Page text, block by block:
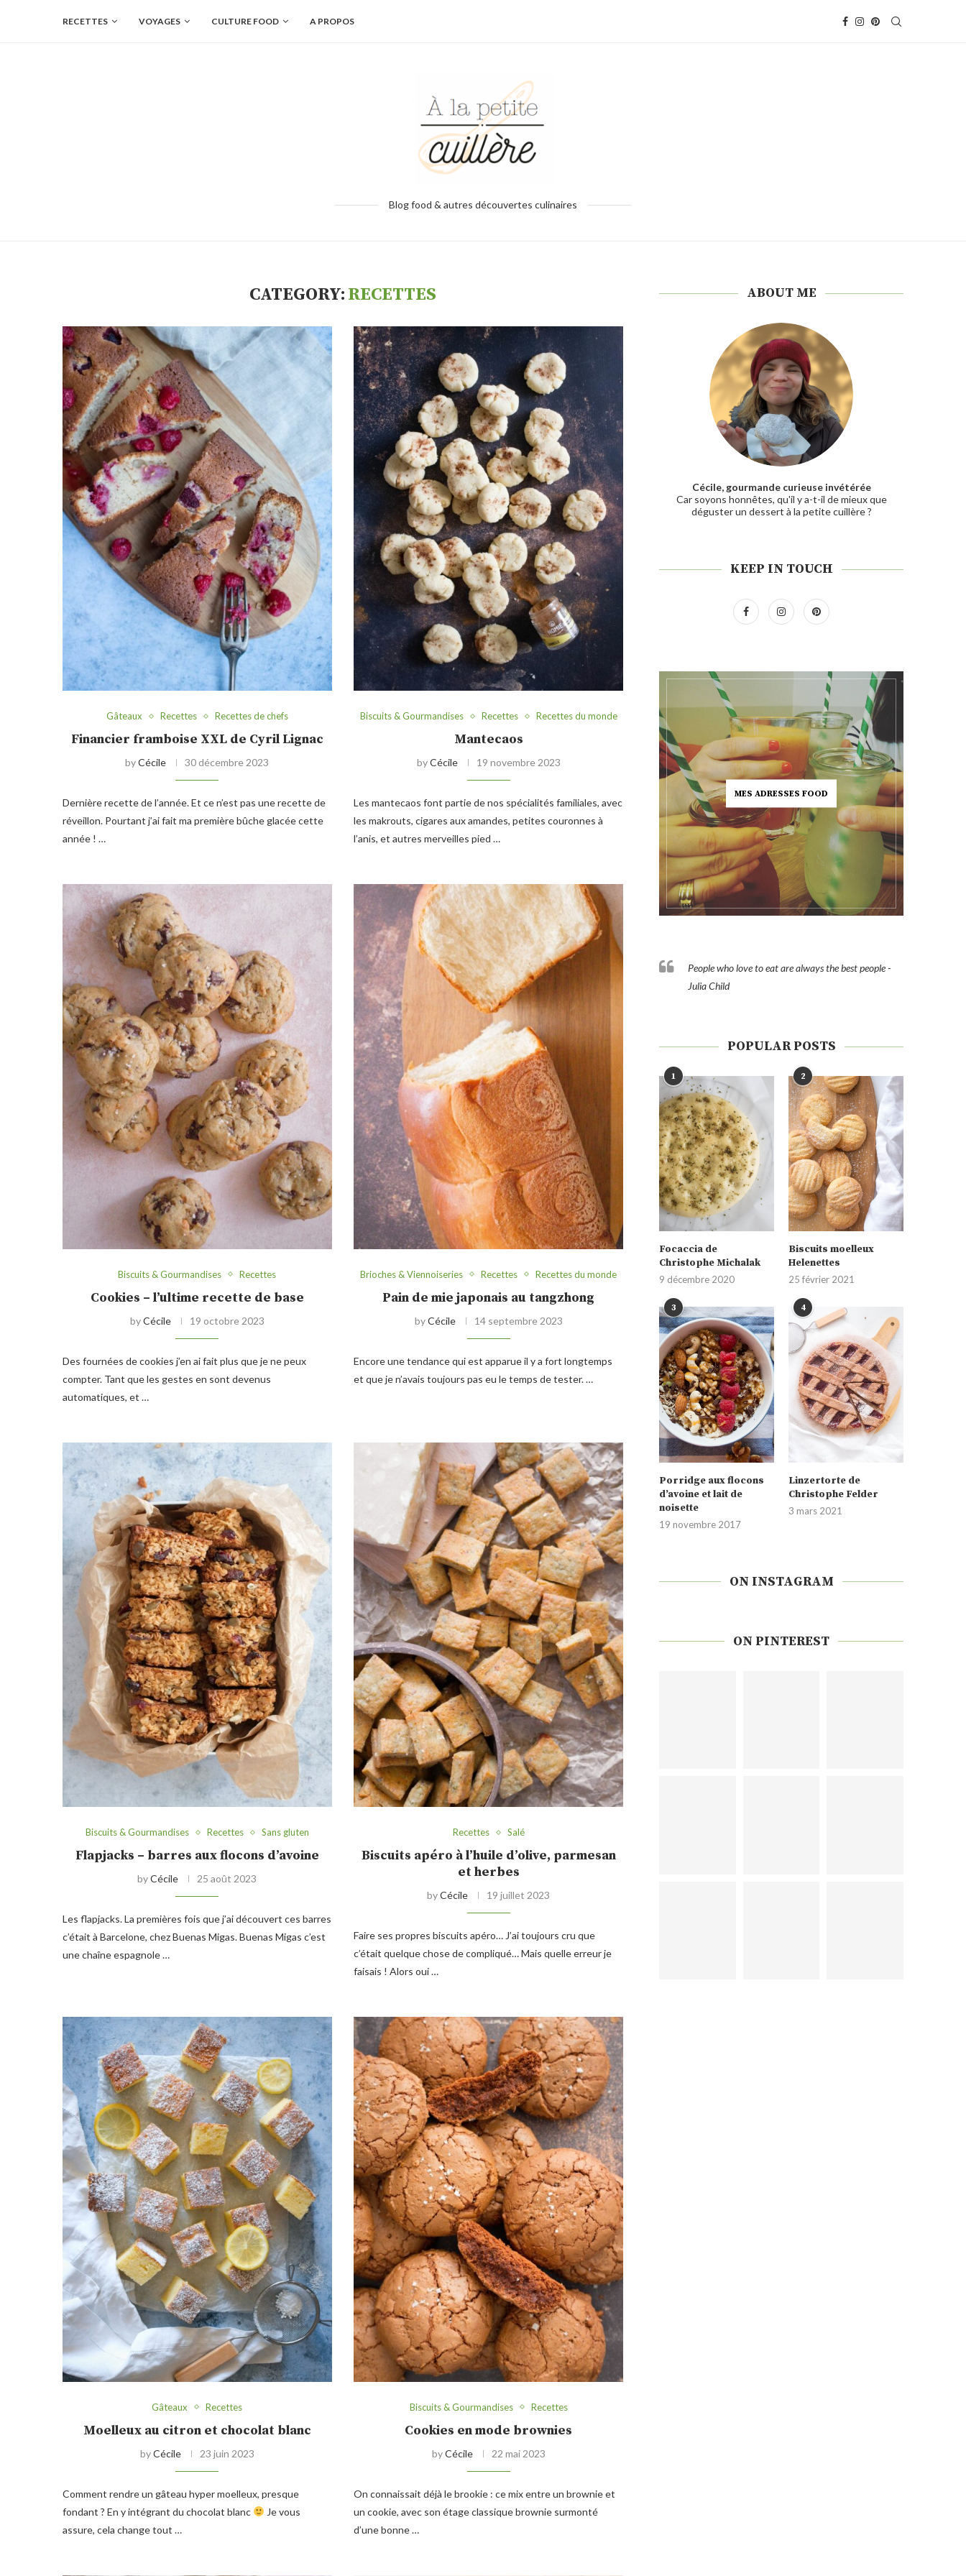
RECETTES VOYAGES CULTURE FOOD A PROPOS
Blog food & autres découvertes culinaires
CATEGORY: RECETTES
Gâteaux Recettes Recettes de chefs
Financier framboise XXL de Cyril Lignac
byCécile 30 décembre 2023
Dernière recette de l’année. Et ce n’est pas une recette de
réveillon. Pourtant j’ai fait ma première bûche glacée cette
année ! …
Biscuits & Gourmandises Recettes Recettes du monde
Mantecaos
byCécile 19 novembre 2023
Les mantecaos font partie de nos spécialités familiales, avec
les makrouts, cigares aux amandes, petites couronnes à
l’anis, et autres merveilles pied …
Biscuits & Gourmandises Recettes
Cookies – l’ultime recette de base
byCécile 19 octobre 2023
Des fournées de cookies j’en ai fait plus que je ne peux
compter. Tant que les gestes en sont devenus
automatiques, et …
Brioches & Viennoiseries Recettes Recettes du monde
Pain de mie japonais au tangzhong
byCécile 14 septembre 2023
Encore une tendance qui est apparue il y a fort longtemps
et que je n’avais toujours pas eu le temps de tester. …
Biscuits & Gourmandises Recettes Sans gluten
Flapjacks – barres aux flocons d’avoine
byCécile 25 août 2023
Les flapjacks. La premières fois que j’ai découvert ces barres
c’était à Barcelone, chez Buenas Migas. Buenas Migas c’est
une chaîne espagnole …
Recettes Salé
Biscuits apéro à l’huile d’olive, parmesan
et herbes
byCécile 19 juillet 2023
Faire ses propres biscuits apéro… J’ai toujours cru que
c’était quelque chose de compliqué… Mais quelle erreur je
faisais ! Alors oui …
Gâteaux Recettes
Moelleux au citron et chocolat blanc
byCécile 23 juin 2023
Comment rendre un gâteau hyper moelleux, presque
fondant ? En y intégrant du chocolat blanc
Je vous
assure, cela change tout …
Biscuits & Gourmandises Recettes
Cookies en mode brownies
byCécile 22 mai 2023
On connaissait déjà le brookie : ce mix entre un brownie et
un cookie, avec son étage classique brownie surmonté
d’une bonne …
ABOUT ME
Cécile, gourmande curieuse invétérée
Car soyons honnêtes, qu'il y a-t-il de mieux que
déguster un dessert à la petite cuillère ?
KEEP IN TOUCH
MES ADRESSES FOOD
People who love to eat are always the best people -
Julia Child
POPULAR POSTS
1
Focaccia de
Christophe Michalak
9 décembre 2020
2
Biscuits moelleux
Helenettes
25 février 2021
3
Porridge aux flocons
d’avoine et lait de
noisette
19 novembre 2017
4
Linzertorte de
Christophe Felder
3 mars 2021
ON INSTAGRAM
ON PINTEREST